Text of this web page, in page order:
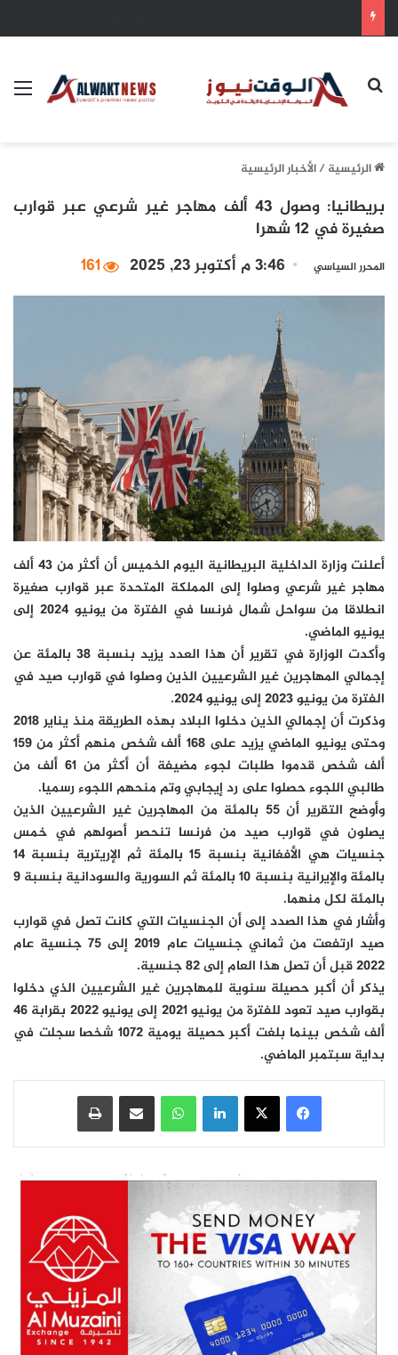
بحث عن
الرئيسية/الأخبار الرئيسية
بريطانيا: وصول 43 ألف مهاجر غير شرعي عبر قوارب
صغيرة في 12 شهرا
المحرر السياسي 3:46 م أكتوبر 23, 2025 161
أعلنت وزارة الداخلية البريطانية اليوم الخميس أن أكثر من 43 ألف
مهاجر غير شرعي وصلوا إلى المملكة المتحدة عبر قوارب صغيرة
انطلاقا من سواحل شمال فرنسا في الفترة من يونيو 2024 إلى
يونيو الماضي.
وأكدت الوزارة في تقرير أن هذا العدد يزيد بنسبة 38 بالمئة عن
إجمالي المهاجرين غير الشرعيين الذين وصلوا في قوارب صيد في
الفترة من يونيو 2023 إلى يونيو 2024.
وذكرت أن إجمالي الذين دخلوا البلاد بهذه الطريقة منذ يناير 2018
وحتى يونيو الماضي يزيد على 168 ألف شخص منهم أكثر من 159
ألف شخص قدموا طلبات لجوء مضيفة أن أكثر من 61 ألف من
طالبي اللجوء حصلوا على رد إيجابي وتم منحهم اللجوء رسميا.
وأوضح التقرير أن 55 بالمئة من المهاجرين غير الشرعيين الذين
يصلون في قوارب صيد من فرنسا تنحصر أصولهم في خمس
جنسيات هي الأفغانية بنسبة 15 بالمئة ثم الإريترية بنسبة 14
بالمئة والإيرانية بنسبة 10 بالمئة ثم السورية والسودانية بنسبة 9
بالمئة لكل منهما.
وأشار في هذا الصدد إلى أن الجنسيات التي كانت تصل في قوارب
صيد ارتفعت من ثماني جنسيات عام 2019 إلى 75 جنسية عام
2022 قبل أن تصل هذا العام إلى 82 جنسية.
يذكر أن أكبر حصيلة سنوية للمهاجرين غير الشرعيين الذي دخلوا
بقوارب صيد تعود للفترة من يونيو 2021 إلى يونيو 2022 بقرابة 46
ألف شخص بينما بلغت أكبر حصيلة يومية 1072 شخصا سجلت في
بداية سبتمبر الماضي.
فيسبوك‫X لينكدإنواتساب مشاركة عبر البريد طباعة